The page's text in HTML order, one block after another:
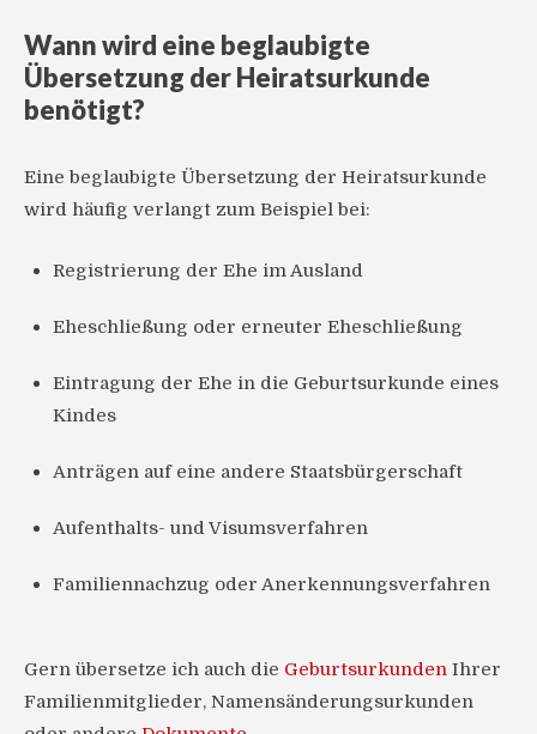
Wann wird eine beglaubigte
Übersetzung der Heiratsurkunde
benötigt?
Eine beglaubigte Übersetzung der Heiratsurkunde
wird häufig verlangt zum Beispiel bei:
Registrierung der Ehe im Ausland
Eheschließung oder erneuter Eheschließung
Eintragung der Ehe in die Geburtsurkunde eines
Kindes
Anträgen auf eine andere Staatsbürgerschaft
Aufenthalts- und Visumsverfahren
Familiennachzug oder Anerkennungsverfahren
Gern übersetze ich auch die Geburtsurkunden Ihrer
Familienmitglieder, Namensänderungsurkunden